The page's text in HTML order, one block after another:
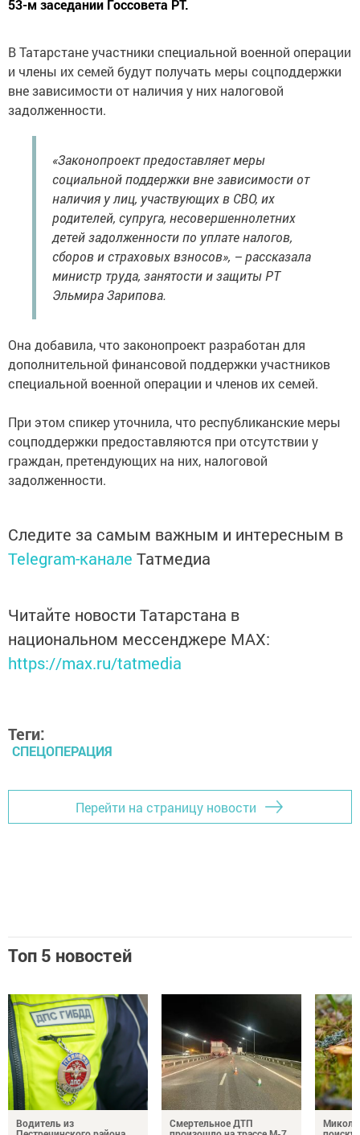
53-м заседании Госсовета РТ.
В Татарстане участники специальной военной операции
и члены их семей будут получать меры соцподдержки
вне зависимости от наличия у них налоговой
задолженности.
«Законопроект предоставляет меры
социальной поддержки вне зависимости от
наличия у лиц, участвующих в СВО, их
родителей, супруга, несовершеннолетних
детей задолженности по уплате налогов,
сборов и страховых взносов», – рассказала
министр труда, занятости и защиты РТ
Эльмира Зарипова.
Она добавила, что законопроект разработан для
дополнительной финансовой поддержки участников
специальной военной операции и членов их семей.
При этом спикер уточнила, что республиканские меры
соцподдержки предоставляются при отсутствии у
граждан, претендующих на них, налоговой
задолженности.
Следите за самым важным и интересным в
Telegram-канале Татмедиа
Читайте новости Татарстана в
национальном мессенджере MАХ:
https://max.ru/tatmedia
Теги:
СПЕЦОПЕРАЦИЯ
Перейти на страницу новости
Топ 5 новостей
Водитель из
Смертельное ДТП